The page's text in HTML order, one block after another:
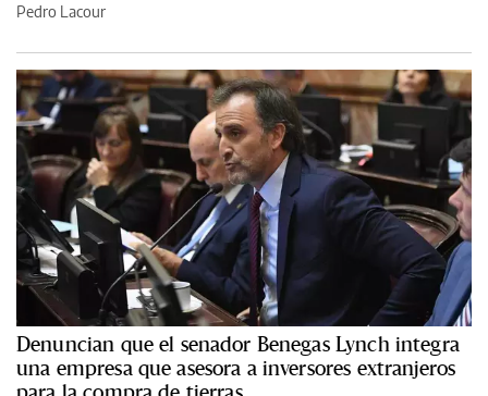
Pedro Lacour
Denuncian que el senador Benegas Lynch integra
una empresa que asesora a inversores extranjeros